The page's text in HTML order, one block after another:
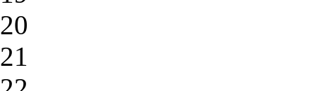
20
21